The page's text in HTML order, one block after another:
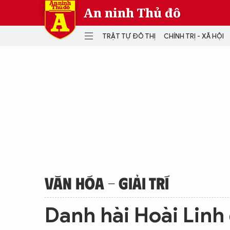
An ninh Thủ đô
TRẬT TỰ ĐÔ THỊ CHÍNH TRỊ - XÃ HỘI
VĂN HÓA - GIẢI TRÍ
Danh hài Hoài